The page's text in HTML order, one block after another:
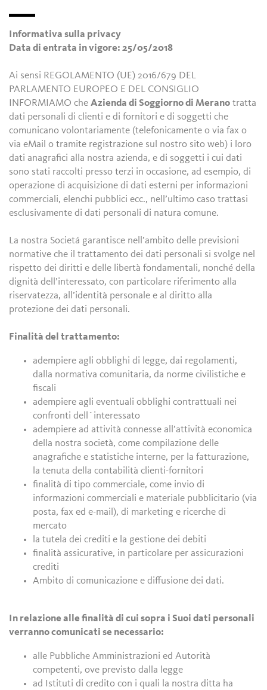
Informativa sulla privacy
Data di entrata in vigore: 25/05/2018
Ai sensi REGOLAMENTO (UE) 2016/679 DEL
PARLAMENTO EUROPEO E DEL CONSIGLIO
INFORMIAMO cheAzienda di Soggiorno di Merano tratta
dati personali di clienti e di fornitori e di soggetti che
comunicano volontariamente (telefonicamente o via fax o
via eMail o tramite registrazione sul nostro sito web) i loro
dati anagrafici alla nostra azienda, e di soggetti i cui dati
sono stati raccolti presso terzi in occasione, ad esempio, di
operazione di acquisizione di dati esterni per informazioni
commerciali, elenchi pubblici ecc., nell’ultimo caso trattasi
esclusivamente di dati personali di natura comune.
La nostra Societá garantisce nell’ambito delle previsioni
normative che il trattamento dei dati personali si svolge nel
rispetto dei diritti e delle libertà fondamentali, nonché della
dignità dell’interessato, con particolare riferimento alla
riservatezza, all’identità personale e al diritto alla
protezione dei dati personali.
Finalità del trattamento:
adempiere agli obblighi di legge, dai regolamenti,
dalla normativa comunitaria, da norme civilistiche e
fiscali
adempiere agli eventuali obblighi contrattuali nei
confronti dell´interessato
adempiere ad attività connesse all’attività economica
della nostra società, come compilazione delle
anagrafiche e statistiche interne, per la fatturazione,
la tenuta della contabilità clienti-fornitori
finalità di tipo commerciale, come invio di
informazioni commerciali e materiale pubblicitario (via
posta, fax ed e-mail), di marketing e ricerche di
mercato
la tutela dei crediti e la gestione dei debiti
finalità assicurative, in particolare per assicurazioni
crediti
Ambito di comunicazione e diffusione dei dati.
In relazione alle finalità di cui sopra i Suoi dati personali
verranno comunicati se necessario:
alle Pubbliche Amministrazioni ed Autorità
competenti, ove previsto dalla legge
ad Istituti di credito con i quali la nostra ditta ha